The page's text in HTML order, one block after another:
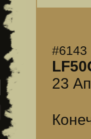
#6143
23